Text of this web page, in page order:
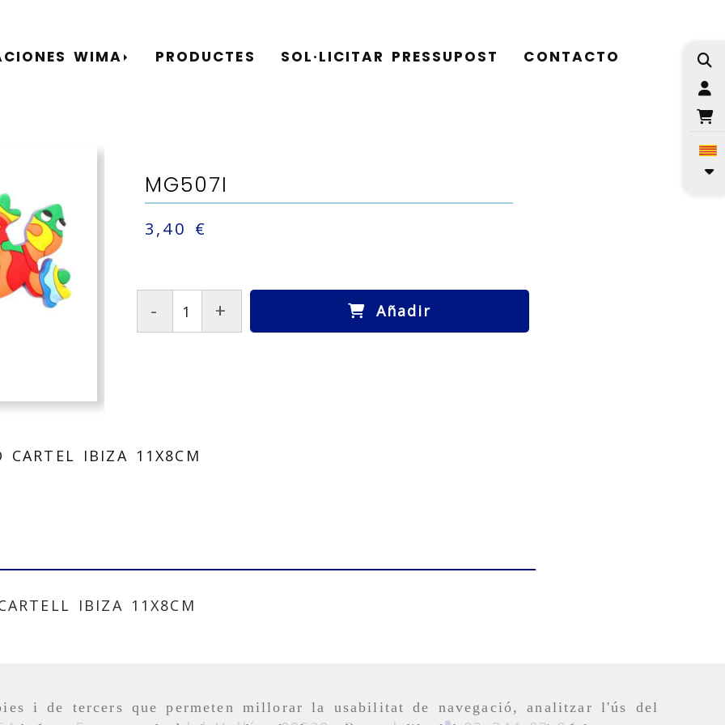
i de tercers que permeten millorar la usabilitat de navegació, analitzar l'ús del
WIMA PRODUCTES SOL·LICITAR PRESSUPOST CONTACTO
MG507I
3,40 €
- + Añadir
CARTEL IBIZA 11X8CM
IBIZA 11X8CM